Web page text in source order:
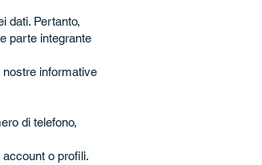
dati. Pertanto,
parte integrante
nostre informative
di telefono,
o profili.